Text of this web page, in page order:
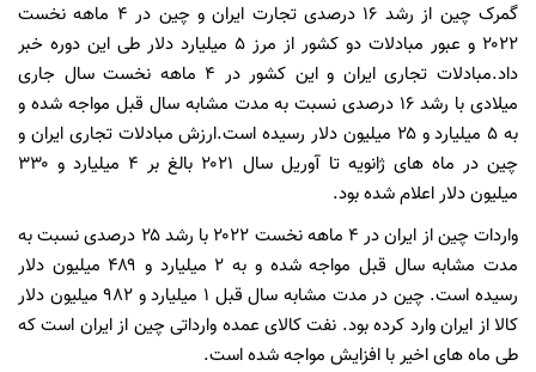
گمرک چین از رشد ۱۶ درصدی تجارت ایران و چین در ۴ ماهه نخست
۲۰۲۲ و عبور مبادلات دو کشور از مرز ۵ میلیارد دلار طی این دوره خبر
داد.مبادلات تجاری ایران و این کشور در ۴ ماهه نخست سال جاری
میلادی با رشد ۱۶ درصدی نسبت به مدت مشابه سال قبل مواجه شده و
به ۵ میلیارد و ۲۵ میلیون دلار رسیده است.ارزش مبادلات تجاری ایران و
چین در ماه های ژانویه تا آوریل سال ۲۰۲۱ بالغ بر ۴ میلیارد و ۳۳۰
میلیون دلار اعلام شده بود.
واردات چین از ایران در ۴ ماهه نخست ۲۰۲۲ با رشد ۲۵ درصدی نسبت به
مدت مشابه سال قبل مواجه شده و به ۲ میلیارد و ۴۸۹ میلیون دلار
رسیده است. چین در مدت مشابه سال قبل ۱ میلیارد و ۹۸۲ میلیون دلار
کالا از ایران وارد کرده بود. نفت کالای عمده وارداتی چین از ایران است که
طی ماه های اخیر با افزایش مواجه شده است.